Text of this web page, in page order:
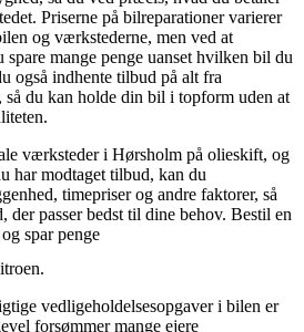
Priserne på bilreparationer varierer
og værkstederne, men ved at
mange penge uanset hvilken bil du
også indhente tilbud på alt fra
så du kan holde din bil i topform uden at
værksteder i Hørsholm på olieskift, og
har modtaget tilbud, kan du
timepriser og andre faktorer, så
passer bedst til dine behov. Bestil en
spar penge
vedligeholdelsesopgaver i bilen er
forsømmer mange ejere